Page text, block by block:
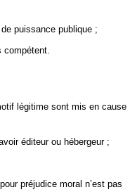
puissance publique ;
compétent.
légitime sont mis en cause
éditeur ou hébergeur ;
préjudice moral n’est pas